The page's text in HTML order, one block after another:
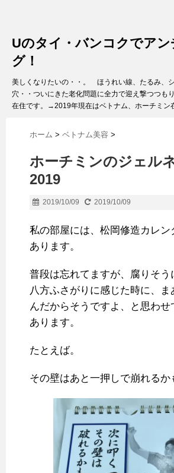
Uのタイ・バンコクでア
グ！
美しくなりたいの・・。 ほうれい線、たるみ、
穴・・ついにきた老化問題に全力で迎え撃つつも
在住です。→2019年現在はベトナム、ホーチミン
ホーム > ベトナム美容 >
ホーチミンのジェル
2019
2019/10/09 2019/10/09
私の部屋には、松岡修造カレン
あります。
普段は忘れてますが、腐りそう
八方ふさがりに感じた時に、ま
んだからそうですよ、と思わせ
あります。
たとえば。
その壁はあと一押しで崩れるか